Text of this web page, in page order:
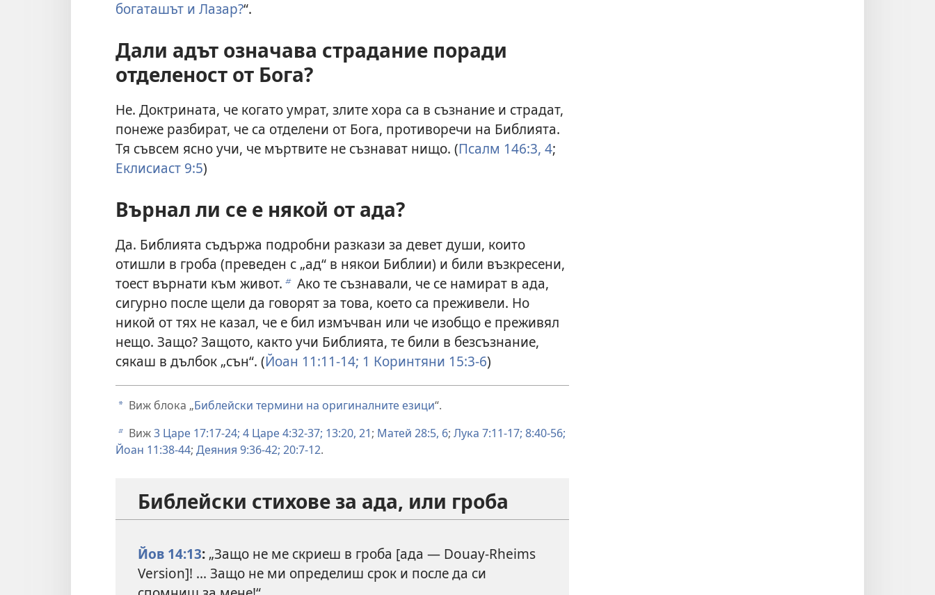
богаташът и Лазар?“.
Дали адът означава страдание поради
отделеност от Бога?
Не. Доктрината, че когато умрат, злите хора са в съзнание и страдат,
понеже разбират, че са отделени от Бога, противоречи на Библията.
Тя съвсем ясно учи, че мъртвите не съзнават нищо. (Псалм 146:3, 4;
Еклисиаст 9:5)
Върнал ли се е някой от ада?
Да. Библията съдържа подробни разкази за девет души, които
отишли в гроба (преведен с „ад“ в някои Библии) и били възкресени,
тоест върнати към живот. b Ако те съзнавали, че се намират в ада,
сигурно после щели да говорят за това, което са преживели. Но
никой от тях не казал, че е бил измъчван или че изобщо е преживял
нещо. Защо? Защото, както учи Библията, те били в безсъзнание,
сякаш в дълбок „сън“. (Йоан 11:11-14; 1 Коринтяни 15:3-6)
a Виж блока „Библейски термини на оригиналните езици“.
b Виж3 Царе 17:17-24; 4 Царе 4:32-37; 13:20, 21; Матей 28:5, 6; Лука 7:11-17; 8:40-56;
Йоан 11:38-44; Деяния 9:36-42; 20:7-12.
Библейски стихове за ада, или гроба
Йов 14:13: „Защо не ме скриеш в гроба [ада — Douay-Rheims
Version]! ... Защо не ми определиш срок и после да си